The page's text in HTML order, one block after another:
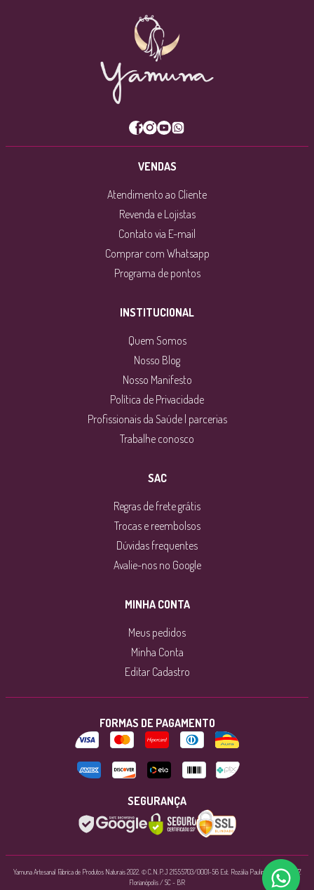
VENDAS
Atendimento ao Cliente
Revenda e Lojistas
Contato via E-mail
Comprar com Whatsapp
Programa de pontos
INSTITUCIONAL
Quem Somos
Nosso Blog
Nosso Manifesto
Política de Privacidade
Profissionais da Saúde | parcerias
Trabalhe conosco
SAC
Regras de frete grátis
Trocas e reembolsos
Dúvidas frequentes
Avalie-nos no Google
MINHA CONTA
Meus pedidos
Minha Conta
Editar Cadastro
FORMAS DE PAGAMENTO
SEGURANÇA
Yamuna Artesanal Fábrica de Produtos Naturais 2022. © C.N.P.J 21555703/0001-56 Est. Rozália Paulina Ferreira, 1897.
Florianópolis / SC - BR